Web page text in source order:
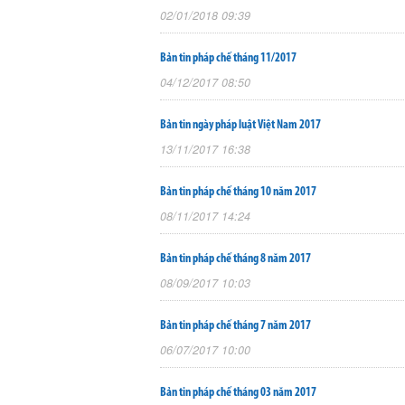
02/01/2018 09:39
Bản tin pháp chế tháng 11/2017
04/12/2017 08:50
Bản tin ngày pháp luật Việt Nam 2017
13/11/2017 16:38
Bản tin pháp chế tháng 10 năm 2017
08/11/2017 14:24
Bản tin pháp chế tháng 8 năm 2017
08/09/2017 10:03
Bản tin pháp chế tháng 7 năm 2017
06/07/2017 10:00
Bản tin pháp chế tháng 03 năm 2017